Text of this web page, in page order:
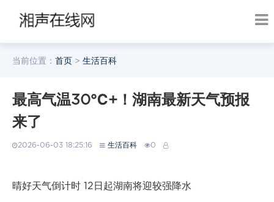
当前位置： 首页 > 生活百科
最高气温30℃+！湖南最新天气预报
来了
2026-06-03 18:25:16 生活百科 0
晴好天气倒计时 12日起湖南将迎较强降水